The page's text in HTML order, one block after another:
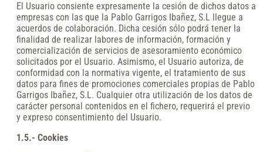
El Usuario consiente expresamente la cesión de dichos datos a
empresas con las que la Pablo Garrigos Ibañez, S.L llegue a
acuerdos de colaboración. Dicha cesión sólo podrá tener la
finalidad de realizar labores de información, formación y
comercialización de servicios de asesoramiento económico
solicitados por el Usuario. Asimismo, el Usuario autoriza, de
conformidad con la normativa vigente, el tratamiento de sus
datos para fines de promociones comerciales propias de Pablo
Garrigos Ibañez, S.L. Cualquier otra utilización de los datos de
carácter personal contenidos en el fichero, requerirá el previo
y expreso consentimiento del Usuario.
1.5.- Cookies